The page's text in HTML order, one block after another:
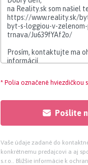
* Polia označené hviezdičkou
Pošlite
Vaše údaje zadané do
konkrétnemu predajcovi a aj
s.r.o.. Bližšie informácie k